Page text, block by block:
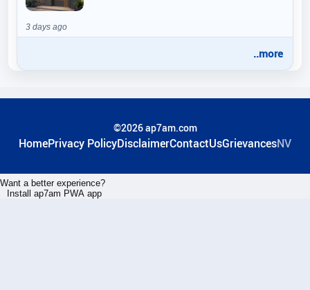
3 days ago
..more
©2026 ap7am.com
HomePrivacy PolicyDisclaimerContactUsGrievancesNV
Want a better experience?
Install ap7am PWA app